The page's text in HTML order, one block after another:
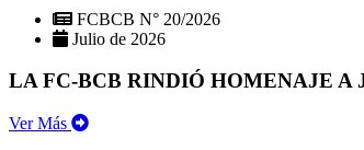
FCBCB N° 20/2026
Julio de 2026
LA FC-BCB RINDIÓ HOMENAJE A
Ver Más